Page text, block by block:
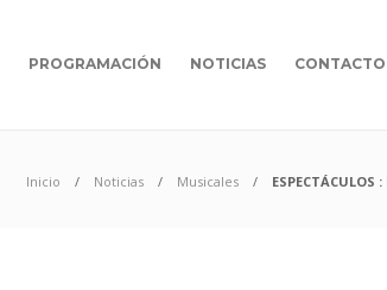
PROGRAMACIÓN NOTICIAS CONTACTO
Inicio Noticias Musicales